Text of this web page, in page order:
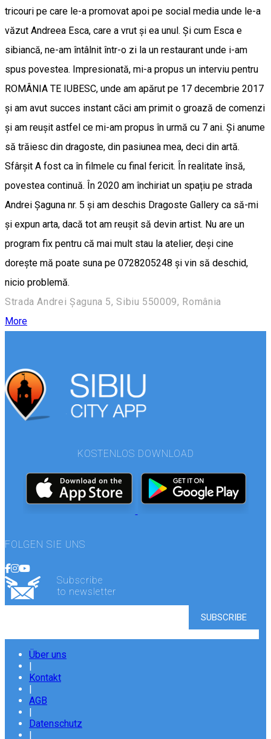
tricouri pe care le-a promovat apoi pe social media unde le-a
văzut Andreea Esca, care a vrut și ea unul. Și cum Esca e
sibiancă, ne-am întâlnit într-o zi la un restaurant unde i-am
spus povestea. Impresionată, mi-a propus un interviu pentru
ROMÂNIA TE IUBESC, unde am apărut pe 17 decembrie 2017
și am avut succes instant căci am primit o groază de comenzi
și am reușit astfel ce mi-am propus în urmă cu 7 ani. Și anume
să trăiesc din dragoste, din pasiunea mea, deci din artă.
Sfârșit A fost ca în filmele cu final fericit. În realitate însă,
povestea continuă. În 2020 am închiriat un spațiu pe strada
Andrei Șaguna nr. 5 și am deschis Dragoste Gallery ca să-mi
și expun arta, dacă tot am reușit să devin artist. Nu are un
program fix pentru că mai mult stau la atelier, deși cine
dorește mă poate suna pe 0728205248 și vin să deschid,
nicio problemă.
Strada Andrei Șaguna 5, Sibiu 550009, România
More
KOSTENLOS DOWNLOAD
FOLGEN SIE UNS
Subscribe
to newsletter
Über uns
Kontakt
AGB
Datenschutz